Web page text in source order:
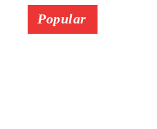
Popular